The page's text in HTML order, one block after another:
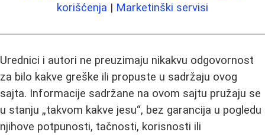
korišćenja | Marketinški servisi
Urednici i autori ne preuzimaju nikakvu odgovornost
za bilo kakve greške ili propuste u sadržaju ovog
sajta. Informacije sadržane na ovom sajtu pružaju se
u stanju „takvom kakve jesu“, bez garancija u pogledu
njihove potpunosti, tačnosti, korisnosti ili